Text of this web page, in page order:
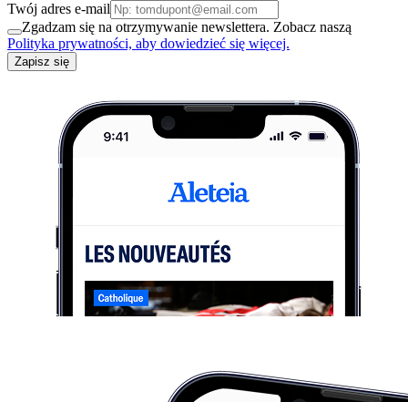
Twój adres e-mail
Zgadzam się na otrzymywanie newslettera. Zobacz naszą
Polityka prywatności, aby dowiedzieć się więcej.
Zapisz się